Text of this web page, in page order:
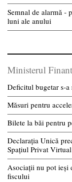
Semnal de alarmă -
luni ale anului
Ministerul
Deficitul bugetar s-
Măsuri pentru
Bilete la băi pentru
Declarația Unică
Spațiul Privat
Asociații nu pot ieși
fiscului